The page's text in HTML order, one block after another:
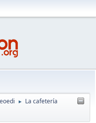
► La cafetería